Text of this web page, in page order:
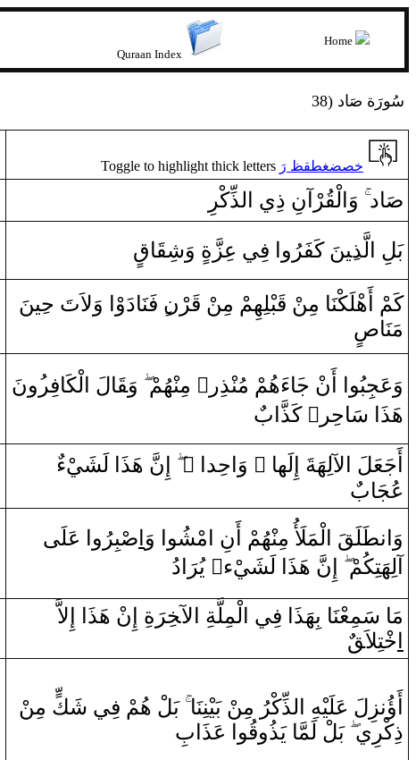
Quraan Index
Home
38) سُورَة صَاد
Toggle to highlight thick letters خصضغطقظ رَ
صَ‍‍ا‌د‌ ‌وَ لْ‍‍قُ‍‍رْ‌آنِ ‌ذِي ل‍‍ذِّكْ‍‍ر
بَلِ لَّذ‍ِ‍ي‍‍نَ كَفَرُ‌و ‌ فِي عِزَّة ‌ ‌وَشِ‍‍قَ‍‍اقٍ
كَمْ ‌أَهْلَكْنَا‌ مِ‍‌‍ن قَ‍‍بْ‍‍لِهِمْ مِ‍‌‍ن قَ‍‍رْن‌ ‌ فَنَا‌دَ‌وْ‌ا‌ ‌وَلاَتَ ح‍‍ِ‍ي‍‍نَ
مَنَاصٍ
وَعَجِبُ‍‍و ن ْ ج‍‍َ‍ا‌ءَهُمْ مُ‍‌‍نْ‍‍ذِ‌ر ‌ٌ ‌ مِ‍‌‍نْ‍‍هُمْ ‌وَ‍قَ‍‍الَ لْكَافِر‍ُ‍‌ونَ
هَذَ‌ا‌ سَاحِر‌ ‌ٌ ‌ كَذَّ‌ابٌ
أَجَعَلَ لآلِهَةَ ‌إِلَها ‌ ً ‌ ‌وَ‌احِد‌ا‌ ‌ ً‌ نّ َ هَذَ‌ا‌ لَشَ‍‍يْءٌ‌
عُجَابٌ
وَ‌ا‌ ن‍‍طَ‍‍لَ‍‍قَ لْمَلَأُ‌ مِ‍‌‍نْ‍‍هُمْ ‌أَنِ مْشُو ‌ ‌وَ صْ‍‍بِرُ‌و ‌ عَلَ‍‍ى
‌آلِهَتِكُمْ
نّ َ هَذَ‌ا‌ لَشَ‍‍يْء‌ٌ ‌ يُ‍رَ ‌ا‌دُ
مَا‌ سَمِعْنَا‌ بِهَذَ‌ا‌ فِي لْمِلَّةِ لآ‍‍خِ‍رَ ةِ ‌إِ‌ ن ْ هَذَ
‌ ‌إِلاَّ‌
خْ‍‍تِلاَ‍قٌ
أَ‌ؤُ‌ن‍‍زِلَ عَلَ‍‍يْ‍‍هِ ل‍‍ذِّكْرُ‌ مِ‍‌‍ن ْ بَيْنِنَا‌ بَلْ هُمْ فِي شَكّ ‌ مِ‍‌‍ن
‌ذِكْ‍‍ر ِي بَلْ لَ‍‍مَّ‍‍ا‌ يَذُ‌وقُ‍‍و ‌ عَذَ‌ابِ